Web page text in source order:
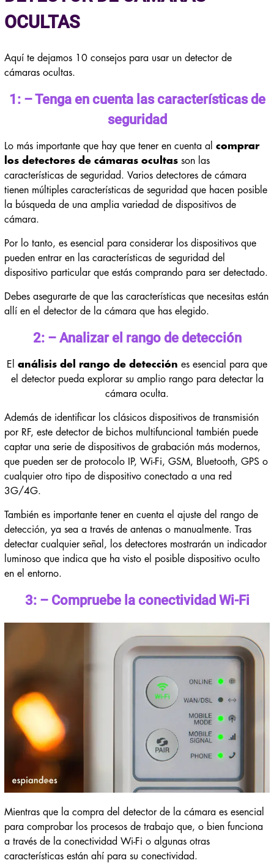
OCULTAS
Aquí te dejamos 10 consejos para usar un detector de
cámaras ocultas.
1: – Tenga en cuenta las características de
seguridad
Lo más importante que hay que tener en cuenta al comprar
los detectores de cámaras ocultasson las
características de seguridad. Varios detectores de cámara
tienen múltiples características de seguridad que hacen posible
la búsqueda de una amplia variedad de dispositivos de
cámara.
Por lo tanto, es esencial para considerar los dispositivos que
pueden entrar en las características de seguridad del
dispositivo particular que estás comprando para ser detectado.
Debes asegurarte de que las características que necesitas están
allí en el detector de la cámara que has elegido.
2: – Analizar el rango de detección
El análisis del rango de detección es esencial para que
el detector pueda explorar su amplio rango para detectar la
cámara oculta.
Además de identificar los clásicos dispositivos de transmisión
por RF, este detector de bichos multifuncional también puede
captar una serie de dispositivos de grabación más modernos,
que pueden ser de protocolo IP, Wi-Fi, GSM, Bluetooth, GPS o
cualquier otro tipo de dispositivo conectado a una red
3G/4G.
También es importante tener en cuenta el ajuste del rango de
detección, ya sea a través de antenas o manualmente. Tras
detectar cualquier señal, los detectores mostrarán un indicador
luminoso que indica que ha visto el posible dispositivo oculto
en el entorno.
3: – Compruebe la conectividad Wi-Fi
Mientras que la compra del detector de la cámara es esencial
para comprobar los procesos de trabajo que, o bien funciona
a través de la conectividad Wi-Fi o algunas otras
características están ahí para su conectividad.